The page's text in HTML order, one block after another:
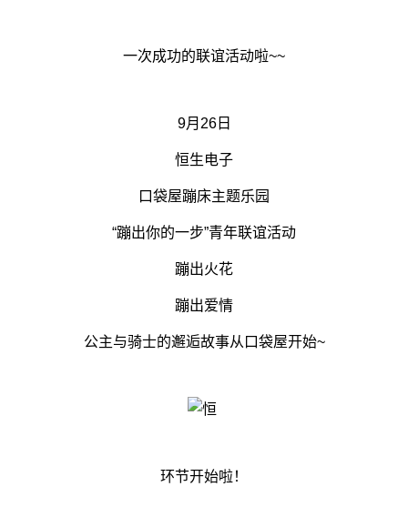
一次成功的联谊活动啦~~
9月26日
恒生电子
口袋屋蹦床主题乐园
“蹦出你的一步”青年联谊活动
蹦出火花
蹦出爱情
公主与骑士的邂逅故事从口袋屋开始~
环节开始啦！